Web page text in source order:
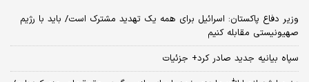
وزیر دفاع پاکستان: اسرائیل برای همه یک تهدید مشترک است/ باید با رژیم
صهیونیستی مقابله کنیم
سپاه بیانیه جدید صادر کرد+ جزئیات